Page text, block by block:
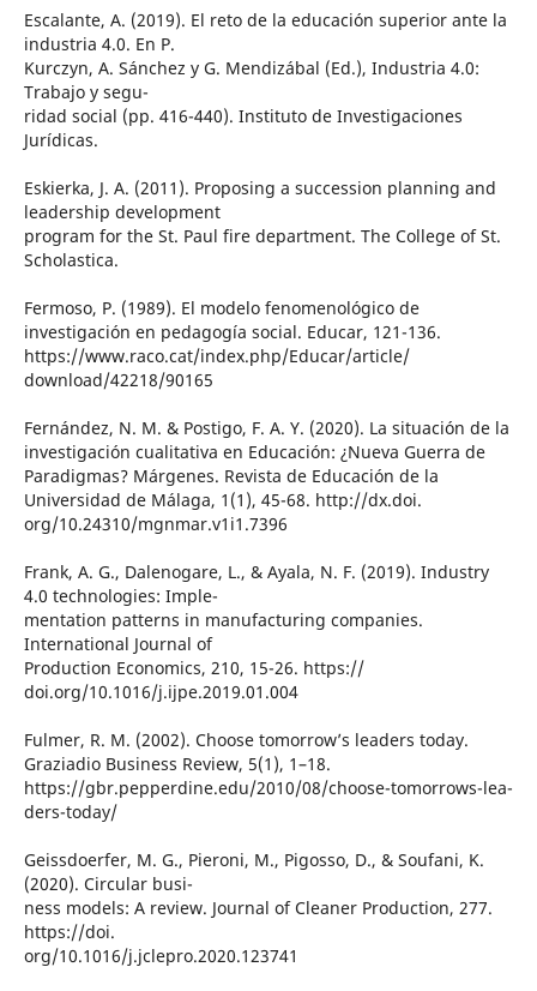
Escalante, A. (2019). El reto de la educación superior ante la
industria 4.0. En P.
Kurczyn, A. Sánchez y G. Mendizábal (Ed.), Industria 4.0:
Trabajo y segu-
ridad social (pp. 416-440). Instituto de Investigaciones
Jurídicas.
Eskierka, J. A. (2011). Proposing a succession planning and
leadership development
program for the St. Paul fire department. The College of St.
Scholastica.
Fermoso, P. (1989). El modelo fenomenológico de
investigación en pedagogía social. Educar, 121-136.
https://www.raco.cat/index.php/Educar/article/
download/42218/90165
Fernández, N. M. & Postigo, F. A. Y. (2020). La situación de la
investigación cualitativa en Educación: ¿Nueva Guerra de
Paradigmas? Márgenes. Revista de Educación de la
Universidad de Málaga, 1(1), 45-68. http://dx.doi.
org/10.24310/mgnmar.v1i1.7396
Frank, A. G., Dalenogare, L., & Ayala, N. F. (2019). Industry
4.0 technologies: Imple-
mentation patterns in manufacturing companies.
International Journal of
Production Economics, 210, 15-26. https://
doi.org/10.1016/j.ijpe.2019.01.004
Fulmer, R. M. (2002). Choose tomorrow’s leaders today.
Graziadio Business Review, 5(1), 1–18.
https://gbr.pepperdine.edu/2010/08/choose-tomorrows-lea-
ders-today/
Geissdoerfer, M. G., Pieroni, M., Pigosso, D., & Soufani, K.
(2020). Circular busi-
ness models: A review. Journal of Cleaner Production, 277.
https://doi.
org/10.1016/j.jclepro.2020.123741